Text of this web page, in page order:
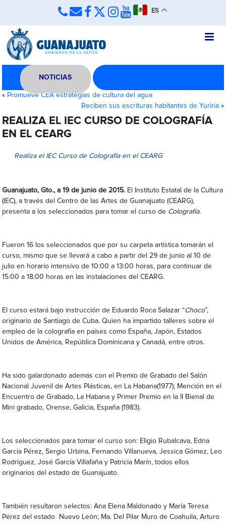
ES
NOTICIAS
« Promueve CEA estrategias de cultura del agua
Reciben sus escrituras habitantes de Yuriria»
REALIZA EL IEC CURSO DE COLOGRAFÍA
EN EL CEARG
Realiza el IEC Curso de Colografía en el CEARG
Guanajuato, Gto., a 19 de junio de 2015. El Instituto Estatal de la Cultura
(IEC), a través del Centro de las Artes de Guanajuato (CEARG),
presenta a los seleccionados para tomar el curso de Colografía.
Fueron 16 los seleccionados que por su carpeta artística tomarán el
curso, mismo que se llevará a cabo a partir del 29 de junio al 10 de
julio en horario intensivo de 10:00 a 13:00 horas, para continuar de
15:00 a 18:00 horas en las instalaciones del CEARG.
El curso estará bajo instrucción de Eduardo Roca Salazar “Choco”,
originario de Santiago de Cuba. Quien ha impartido talleres sobre el
empleo de la colografía en países como España, Japón, Estados
Unidos de América, República Dominicana y Canadá, entre otros.
Ha sido galardonado además con el Premio de Grabado del Salón
Nacional Juvenil de Artes Plásticas, en La Habana(1977); Mención en el
Encuentro de Grabado, La Habana y Primer Premio en la II Bienal de
Mini grabado, Orense, Galicia, España (1983).
Los seleccionados para tomar el curso son: Eligio Rubalcava, Edna
García Pérez, Sergio Urbina, Fernando Villanueva, Jessica Gómez, Leo
Rodríguez, José García Villafaña y Patricia Marín, todos ellos
originarios del estado de Guanajuato.
También resultaron selectos: Ana Elena Maldonado y María Teresa
Pérez del estado Nuevo León; Ma. Del Pilar Muro de Coahuila, Arturo